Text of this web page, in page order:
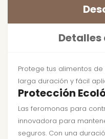
Protege tus alimentos
larga duración y fácil
Protección
Las feromonas para
innovadora para
seguros. Con una